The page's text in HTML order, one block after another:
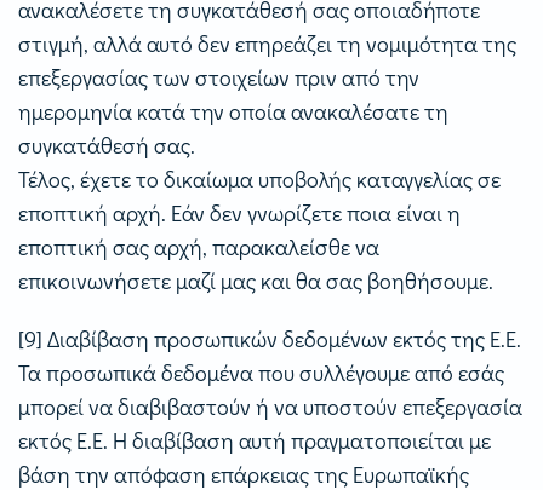
ανακαλέσετε τη συγκατάθεσή σας οποιαδήποτε
στιγμή, αλλά αυτό δεν επηρεάζει τη νομιμότητα της
επεξεργασίας των στοιχείων πριν από την
ημερομηνία κατά την οποία ανακαλέσατε τη
συγκατάθεσή σας.
Τέλος, έχετε το δικαίωμα υποβολής καταγγελίας σε
εποπτική αρχή. Εάν δεν γνωρίζετε ποια είναι η
εποπτική σας αρχή, παρακαλείσθε να
επικοινωνήσετε μαζί μας και θα σας βοηθήσουμε.
[9] Διαβίβαση προσωπικών δεδομένων εκτός της Ε.Ε.
Τα προσωπικά δεδομένα που συλλέγουμε από εσάς
μπορεί να διαβιβαστούν ή να υποστούν επεξεργασία
εκτός Ε.Ε. Η διαβίβαση αυτή πραγματοποιείται με
βάση την απόφαση επάρκειας της Ευρωπαϊκής